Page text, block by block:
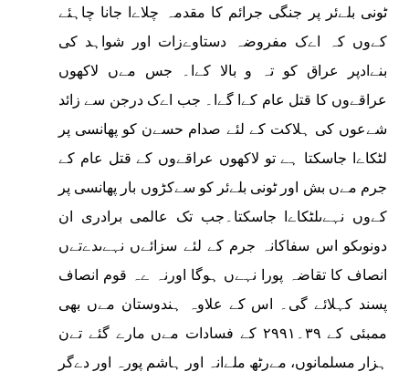
ٹونی بلےئر پر جنگی جرائم کا مقدمہ چلاےا جانا چاہئے
کےوں کہ اےک مفروضہ دستاوےزات اور شواہد کی
بنےادپر عراق کو تہ و بالا کےا۔ جس مےں لاکھوں
عراقےوں کا قتل عام کےا گےا۔ جب اےک درجن سے زائد
شےعوں کی ہلاکت کے لئے صدام حسےن کو پھانسی پر
لٹکاےا جاسکتا ہے تو لاکھوں عراقےوں کے قتل عام کے
جرم مےں بش اور ٹونی بلےئر کو سےکڑوں بار پھانسی پر
کےوں نہےںلٹکاےا جاسکتا۔جب تک عالمی برادری ان
دونوںکو اس سفاکانہ جرم کے لئے سزائےں نہےںدےتےں
انصاف کا تقاضہ پورا نہےں ہوگا اورنہ ےہ قوم انصاف
پسند کہلائے گی۔ اس کے علاوہ ہندوستان مےں بھی
ممبئی کے ۳۹۔۲۹۹۱ کے فسادات مےں مارے گئے تےن
ہزار مسلمانوں، مےرٹھ ملےانہ اور ہاشم پورہ اور دےگر